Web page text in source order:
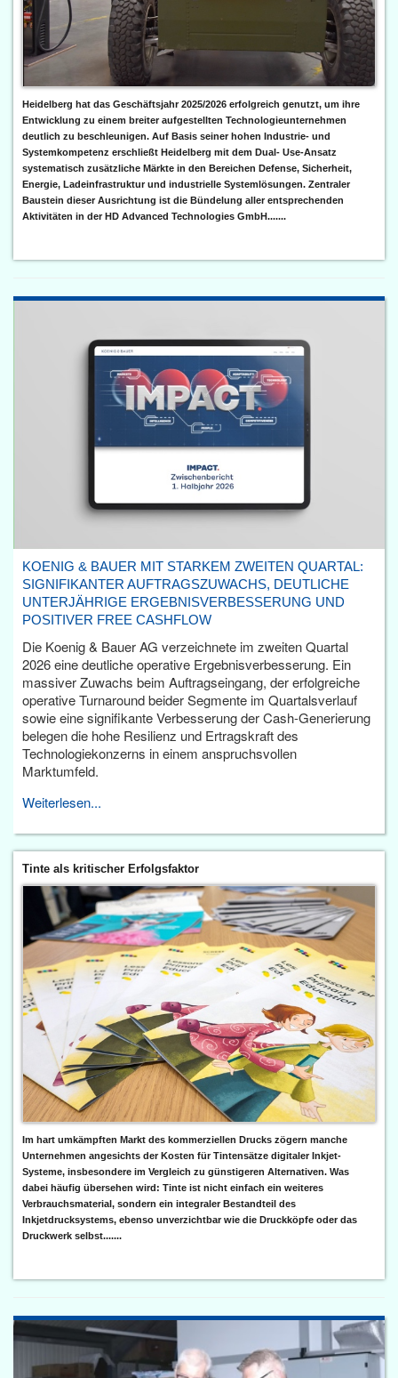
Heidelberg hat das Geschäftsjahr 2025/2026 erfolgreich genutzt, um ihre
Entwicklung zu einem breiter aufgestellten Technologieunternehmen
deutlich zu beschleunigen. Auf Basis seiner hohen Industrie- und
Systemkompetenz erschließt Heidelberg mit dem Dual- Use-Ansatz
systematisch zusätzliche Märkte in den Bereichen Defense, Sicherheit,
Energie, Ladeinfrastruktur und industrielle Systemlösungen. Zentraler
Baustein dieser Ausrichtung ist die Bündelung aller entsprechenden
Aktivitäten in der HD Advanced Technologies GmbH.......
KOENIG & BAUER MIT STARKEM ZWEITEN QUARTAL:
SIGNIFIKANTER AUFTRAGSZUWACHS, DEUTLICHE
UNTERJÄHRIGE ERGEBNISVERBESSERUNG UND
POSITIVER FREE CASHFLOW
Die Koenig & Bauer AG verzeichnete im zweiten Quartal
2026 eine deutliche operative Ergebnisverbesserung. Ein
massiver Zuwachs beim Auftragseingang, der erfolgreiche
operative Turnaround beider Segmente im Quartalsverlauf
sowie eine signifikante Verbesserung der Cash-Generierung
belegen die hohe Resilienz und Ertragskraft des
Technologiekonzerns in einem anspruchsvollen
Marktumfeld.
Weiterlesen...
Tinte als kritischer Erfolgsfaktor
Im hart umkämpften Markt des kommerziellen Drucks zögern manche
Unternehmen angesichts der Kosten für Tintensätze digitaler Inkjet-
Systeme, insbesondere im Vergleich zu günstigeren Alternativen. Was
dabei häufig übersehen wird: Tinte ist nicht einfach ein weiteres
Verbrauchsmaterial, sondern ein integraler Bestandteil des
Inkjetdrucksystems, ebenso unverzichtbar wie die Druckköpfe oder das
Druckwerk selbst.......